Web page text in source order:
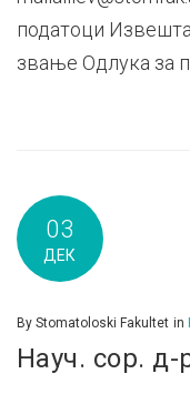
податоци
звање Одлука за
03
ДЕК
By Stomatoloski Fakultet in
Науч. сор. д-